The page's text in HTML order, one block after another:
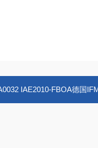
IAE2010-FBOA德国IFM易福门电感式接近